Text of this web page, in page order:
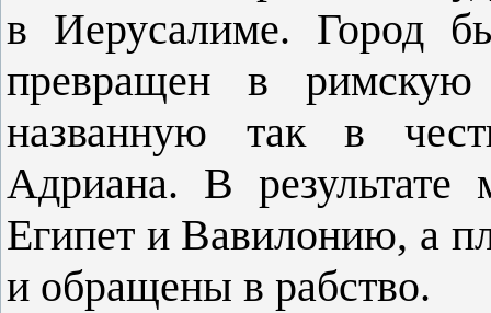
в Иерусалиме. Город
превращен в
названную так в
Адриана. В результате
Египет и Вавилонию, а
и обращены в рабство.